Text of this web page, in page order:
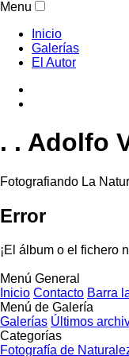
Menu
Inicio
Galerías
El Autor
. . Adolfo
Fotografiando La
Error
¡El álbum o el fichero
Menú General
Inicio Contacto Barra
Menú de Galería
Galerías Últimos
Categorías
Fotografía de